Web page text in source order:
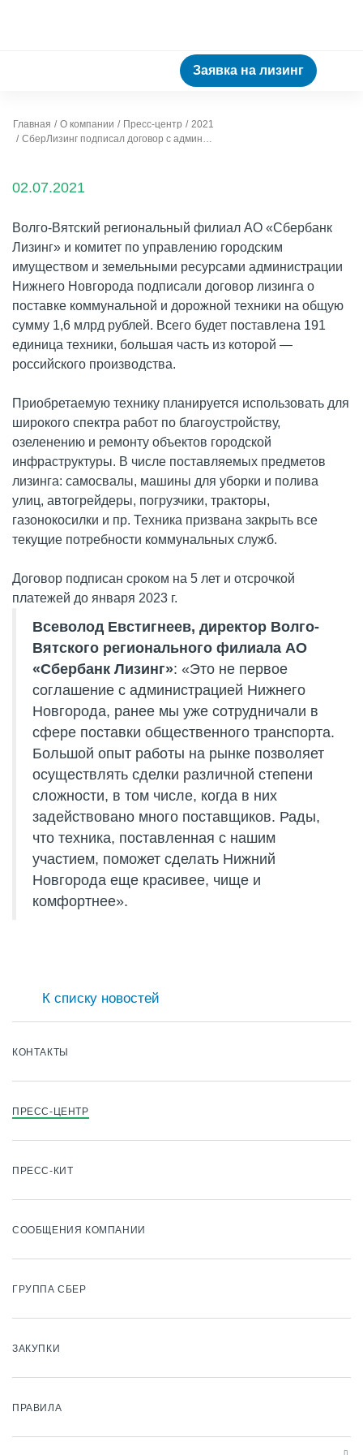
Заявка на лизинг
Главная О компании Пресс-центр
2021
СберЛизинг подписал договор с администрацией Нижнего Новгорода на 1,6 млрд рублей
КОНТАКТЫ
ПРЕСС-ЦЕНТР
ПРЕСС-КИТ
СООБЩЕНИЯ КОМПАНИИ
ГРУППА СБЕР
ЗАКУПКИ
ПРАВИЛА
02.07.2021
Волго-Вятский региональный филиал АО «Сбербанк
Лизинг» и комитет по управлению городским
имуществом и земельными ресурсами администрации
Нижнего Новгорода подписали договор лизинга о
поставке коммунальной и дорожной техники на общую
сумму 1,6 млрд рублей. Всего будет поставлена 191
единица техники, большая часть из которой —
российского производства.
Приобретаемую технику планируется использовать для
широкого спектра работ по благоустройству,
озеленению и ремонту объектов городской
инфраструктуры. В числе поставляемых предметов
лизинга: самосвалы, машины для уборки и полива
улиц, автогрейдеры, погрузчики, тракторы,
газонокосилки и пр. Техника призвана закрыть все
текущие потребности коммунальных служб.
Договор подписан сроком на 5 лет и отсрочкой
платежей до января 2023 г.
Всеволод Евстигнеев, директор Волго-
Вятского регионального филиала АО
«Сбербанк Лизинг»: «Это не первое
соглашение с администрацией Нижнего
Новгорода, ранее мы уже сотрудничали в
сфере поставки общественного транспорта.
Большой опыт работы на рынке позволяет
осуществлять сделки различной степени
сложности, в том числе, когда в них
задействовано много поставщиков. Рады,
что техника, поставленная с нашим
участием, поможет сделать Нижний
Новгорода еще красивее, чище и
комфортнее».
К списку новостей